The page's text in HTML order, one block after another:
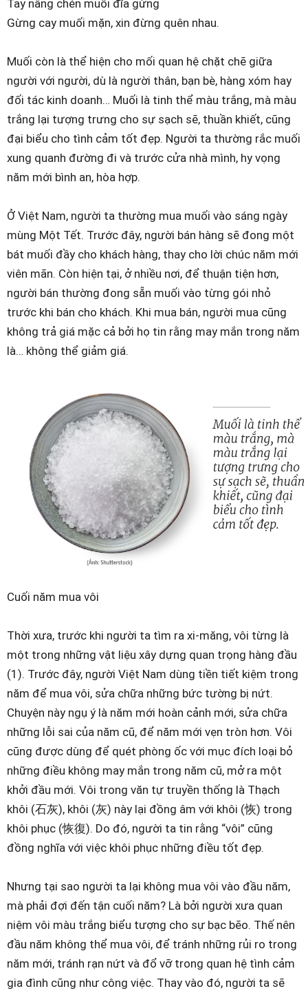
Tay nâng chén muối đĩa gừng
Gừng cay muối mặn, xin đừng quên nhau.
Muối còn là thể hiện cho mối quan hệ chặt chẽ giữa
người với người, dù là người thân, bạn bè, hàng xóm hay
đối tác kinh doanh… Muối là tinh thể màu trắng, mà màu
trắng lại tượng trưng cho sự sạch sẽ, thuần khiết, cũng
đại biểu cho tình cảm tốt đẹp. Người ta thường rắc muối
xung quanh đường đi và trước cửa nhà mình, hy vọng
năm mới bình an, hòa hợp.
Ở Việt Nam, người ta thường mua muối vào sáng ngày
mùng Một Tết. Trước đây, người bán hàng sẽ đong một
bát muối đầy cho khách hàng, thay cho lời chúc năm mới
viên mãn. Còn hiện tại, ở nhiều nơi, để thuận tiện hơn,
người bán thường đong sẵn muối vào từng gói nhỏ
trước khi bán cho khách. Khi mua bán, người mua cũng
không trả giá mặc cả bởi họ tin rằng may mắn trong năm
là… không thể giảm giá.
Cuối năm mua vôi
Thời xưa, trước khi người ta tìm ra xi-măng, vôi từng là
một trong những vật liệu xây dựng quan trọng hàng đầu
(1). Trước đây, người Việt Nam dùng tiền tiết kiệm trong
năm để mua vôi, sửa chữa những bức tường bị nứt.
Chuyện này ngụ ý là năm mới hoàn cảnh mới, sửa chữa
những lỗi sai của năm cũ, để năm mới vẹn tròn hơn. Vôi
cũng được dùng để quét phòng ốc với mục đích loại bỏ
những điều không may mắn trong năm cũ, mở ra một
khởi đầu mới. Vôi trong văn tự truyền thống là Thạch
khôi (石灰), khôi (灰) này lại đồng âm với khôi (恢) trong
khôi phục (恢復). Do đó, người ta tin rằng “vôi” cũng
đồng nghĩa với việc khôi phục những điều tốt đẹp.
Nhưng tại sao người ta lại không mua vôi vào đầu năm,
mà phải đợi đến tận cuối năm? Là bởi người xưa quan
niệm vôi màu trắng biểu tượng cho sự bạc bẽo. Thế nên
đầu năm không thể mua vôi, để tránh những rủi ro trong
năm mới, tránh rạn nứt và đổ vỡ trong quan hệ tình cảm
gia đình cũng như công việc. Thay vào đó, người ta sẽ